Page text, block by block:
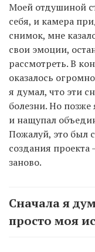
Моей отдушиной
себя, и камера
снимок, мне
свои эмоции,
рассмотреть. В
оказалось
я думал, что эти
болезни. Но
и нащупал
Пожалуй, это был
создания
заново.
Сначала я
просто моя